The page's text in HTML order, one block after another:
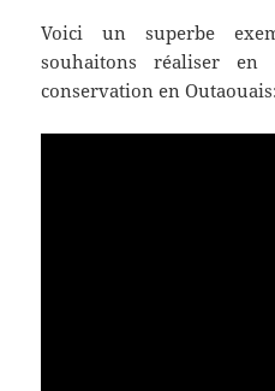
Voici un superbe
souhaitons réaliser
conservation en Outaouais: